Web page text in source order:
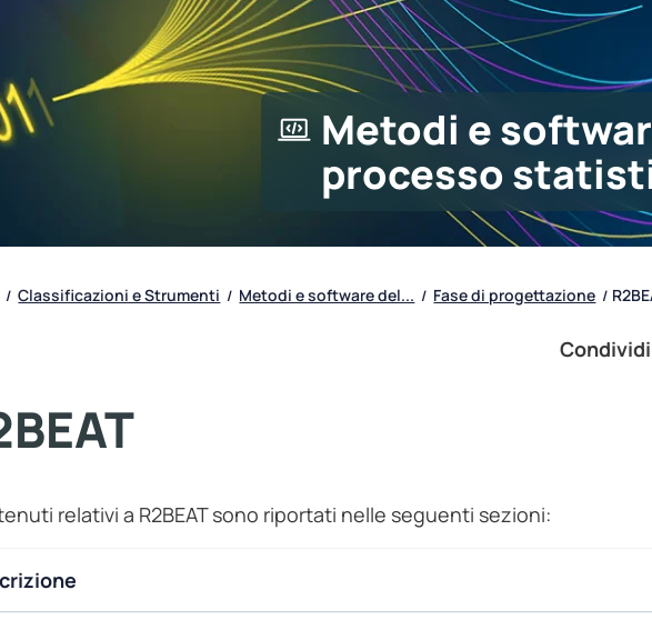
Metodi e
processo
/ Classificazioni e Strumenti / Metodi e software del... / Fase di progettazione /
relativi a R2BEAT sono riportati nelle seguenti sezioni: